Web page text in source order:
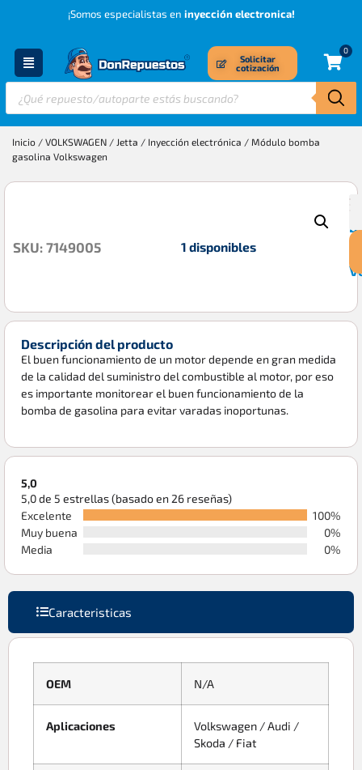
¡Somos especialistas en inyección electronica!
Solicitar
cotización
0
Inicio / VOLKSWAGEN / Jetta / Inyección electrónica / Módulo bomba
gasolina Volkswagen
SKU: 7149005 1 disponibles
Descripción del producto
El buen funcionamiento de un motor depende en gran medida
de la calidad del suministro del combustible al motor, por eso
es importante monitorear el buen funcionamiento de la
bomba de gasolina para evitar varadas inoportunas.
5,0
5,0 de 5 estrellas (basado en 26 reseñas)
Excelente
100%
Muy buena
0%
Media
0%
Caracteristicas
OEM N/A
Aplicaciones
Volkswagen / Audi /
Skoda / Fiat